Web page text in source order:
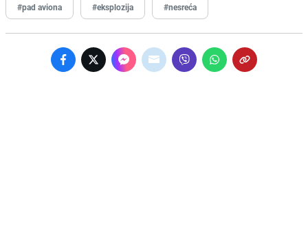
#pad aviona #eksplozija #nesreća